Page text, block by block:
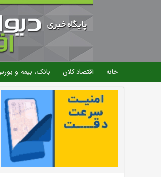
خانه اقتصاد کلان بانک، بیمه و